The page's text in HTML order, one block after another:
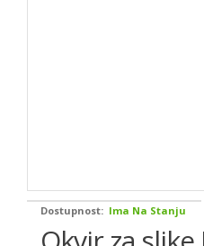
Dostupnost: Ima Na Stanju